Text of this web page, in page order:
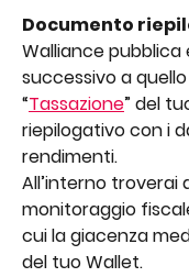
Documento
Walliance pubblica
successivo a
“Tassazione” del
riepilogativo con i
rendimenti.
All’interno troverai
monitoraggio
cui la giacenza
del tuo Wallet.